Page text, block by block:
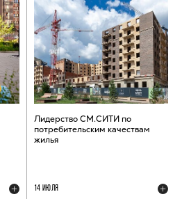
Лидерство СМ.СИТИ по
потребительским качествам
жилья
14 ИЮЛЯ